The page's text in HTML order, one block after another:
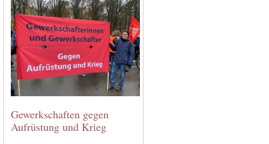
Gewerkschaften gegen
Aufrüstung und Krieg